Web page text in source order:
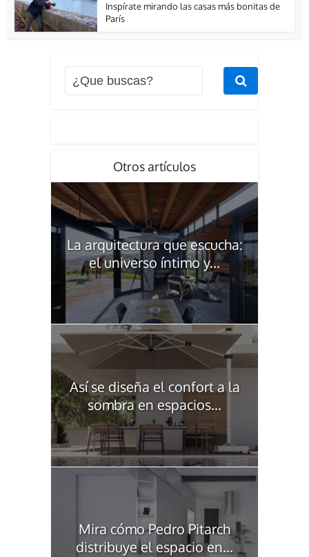
Inspírate mirando las casas más bonitas de
París
Otros artículos
La arquitectura que escucha:
el universo íntimo y...
Así se diseña el confort a la
sombra en espacios...
Mira cómo Pedro Pitarch
distribuye el espacio en...